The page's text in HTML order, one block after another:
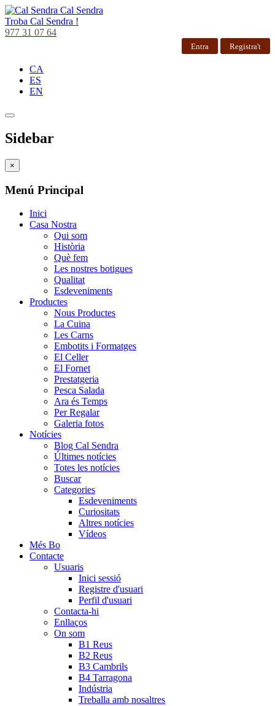
Cal Sendra
Troba Cal Sendra !
977 31 07 64
Entra Registra't
CA
ES
EN
Sidebar
×
Menú Principal
Inici
Casa Nostra
Qui som
Història
Què fem
Les nostres botigues
Qualitat
Esdeveniments
Productes
Nous Productes
La Cuina
Les Carns
Embotits i Formatges
El Celler
El Fornet
Prestatgeria
Pesca Salada
Ara és Temps
Per Regalar
Galeria fotos
Notícies
Blog Cal Sendra
Últimes notícies
Totes les notícies
Buscar
Categories
Esdeveniments
Curiositats
Altres notícies
Vídeos
Més Bo
Contacte
Usuaris
Inici sessió
Registre d'usuari
Perfil d'usuari
Contacta-hi
Enllaços
On som
B1 Reus
B2 Reus
B3 Cambrils
B4 Tarragona
Indústria
Treballa amb nosaltres